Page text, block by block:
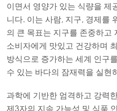
이면서 영양가 있는 식량을 제
니다. 이는 사람, 지구, 경제를
의 큰 목표는 지구를 존중하고
소비자에게 맛있고 건강하며
방식으로 증가하는 세계 인구
수 있는 바다의 잠재력을 실현
과학에 기반한 엄격하고 강력
제3자의 지속 가능성 및 식품